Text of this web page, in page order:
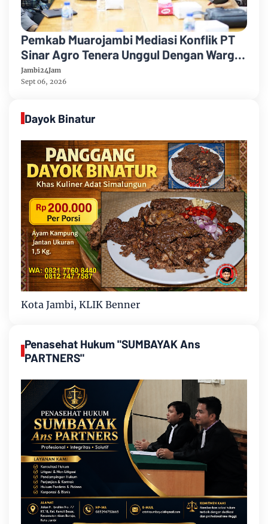
Pemkab Muarojambi Mediasi Konflik PT
Sinar Agro Tenera Unggul Dengan Warga
Sipin Teluk Duren
Jambi24Jam
Sept 06, 2026
Dayok Binatur
Kota Jambi, KLIK Benner
Penasehat Hukum "SUMBAYAK Ans
PARTNERS"